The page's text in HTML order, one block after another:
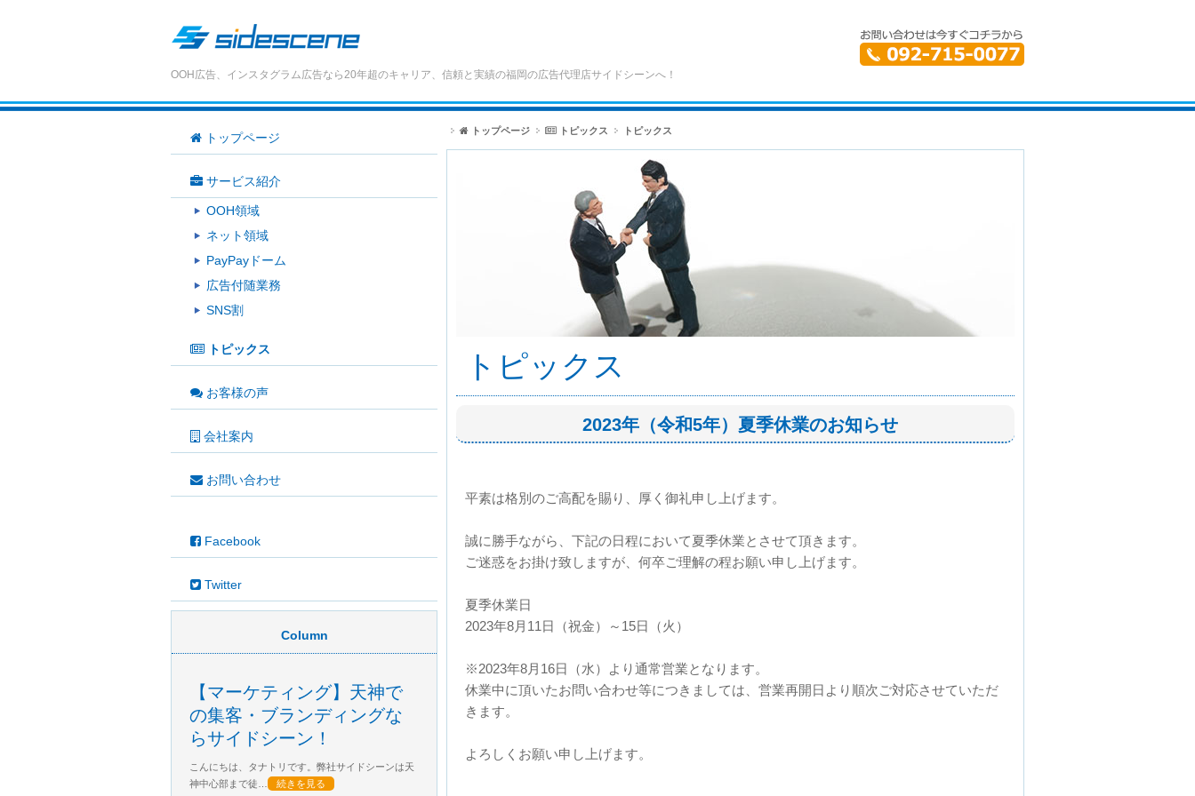
OOH広告、インスタグラム広告なら20年超のキャリア、信頼と実績の福岡の広告代理店サイドシーンへ！
トップページ トピックス トピックス
トピックス
2023年（令和5年）夏季休業のお知らせ
平素は格別のご高配を賜り、厚く御礼申し上げます。
誠に勝手ながら、下記の日程において夏季休業とさせて頂きます。
ご迷惑をお掛け致しますが、何卒ご理解の程お願い申し上げます。
夏季休業日
2023年8月11日（祝金）～15日（火）
※2023年8月16日（水）より通常営業となります。
休業中に頂いたお問い合わせ等につきましては、営業再開日より順次ご対応させていただ
きます。
よろしくお願い申し上げます。
トップページ
サービス紹介
OOH領域
ネット領域
PayPayドーム
広告付随業務
SNS割
トピックス
お客様の声
会社案内
お問い合わせ
Facebook
Twitter
Column
【マーケティング】天神で
の集客・ブランディングな
らサイドシーン！
こんにちは、タナトリです。弊社サイドシーンは天
神中心部まで徒…
続きを見る